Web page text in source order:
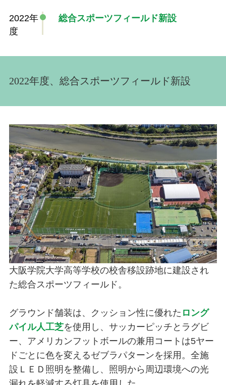
2022年
度
総合スポーツフィールド新設
2022年度、総合スポーツフィールド新設
大阪学院大学高等学校の校舎移設跡地に建設され
た総合スポーツフィールド。
グラウンド舗装は、クッション性に優れた ロング
パイル人工芝を使用し、サッカーピッチとラグビ
ー、アメリカンフットボールの兼用コートは5ヤー
ドごとに色を変えるゼブラパターンを採用。全施
設ＬＥＤ照明を整備し、照明から周辺環境への光